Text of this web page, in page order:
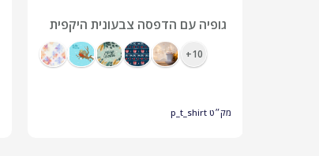
גופיה עם הדפסה צבעונית היקפית
10+
מק״טp_t_shirt